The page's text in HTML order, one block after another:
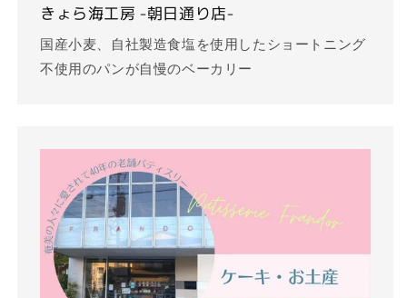
きょら海工房 -朝日通り店-
国産小麦、自社製造食塩を使用したショートニング
不使用のパンが自慢のベーカリー